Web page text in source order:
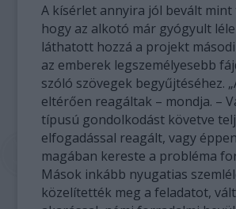
A kísérlet annyira jól bevált mint
hogy az alkotó már gyógyult
láthatott hozzá a projekt
az emberek legszemélyesebb
szóló szövegek begyűjtéséhez.
eltérően reagáltak – mondja. –
típusú gondolkodást követve
elfogadással reagált, vagy
magában kereste a probléma
Mások inkább nyugatias
közelítették meg a feladatot,